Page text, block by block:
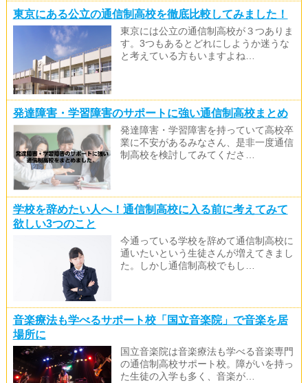
東京にある公立の通信制高校を徹底比較してみました！
東京には公立の通信制高校が３つありま
す。3つもあるとどれにしようか迷うな
と考えている方もいますよね…
発達障害・学習障害のサポートに強い通信制高校まとめ
発達障害・学習障害を持っていて高校卒
業に不安があるみなさん、是非一度通信
制高校を検討してみてくださ…
学校を辞めたい人へ！通信制高校に入る前に考えてみて
欲しい3つのこと
今通っている学校を辞めて通信制高校に
通いたいという生徒さんが増えてきまし
た。しかし通信制高校でもし…
音楽療法も学べるサポート校「国立音楽院」で音楽を居
場所に
国立音楽院は音楽療法も学べる音楽専門
の通信制高校サポート校。障がいを持っ
た生徒の入学も多く、音楽が…